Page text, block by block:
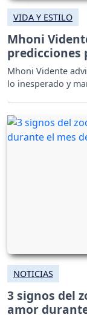
VIDA Y ESTILO
Mhoni
predicciones
Mhoni Vidente
lo inesperado y
NOTICIAS
3 signos del
amor